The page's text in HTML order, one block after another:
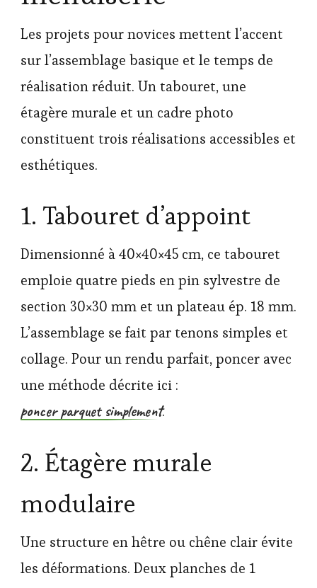
Les projets pour novices mettent l’accent
sur l’assemblage basique et le temps de
réalisation réduit. Un tabouret, une
étagère murale et un cadre photo
constituent trois réalisations accessibles et
esthétiques.
1. Tabouret d’appoint
Dimensionné à 40×40×45 cm, ce tabouret
emploie quatre pieds en pin sylvestre de
section 30×30 mm et un plateau ép. 18 mm.
L’assemblage se fait par tenons simples et
collage. Pour un rendu parfait, poncer avec
une méthode décrite ici :
poncer parquet simplement.
2. Étagère murale
modulaire
Une structure en hêtre ou chêne clair évite
les déformations. Deux planches de 1